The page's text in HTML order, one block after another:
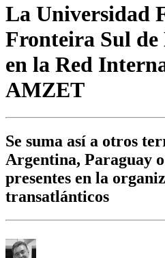
La Universidad
Fronteira Sul
en la Red
AMZET
Se suma así a otros
Argentina, Paraguay
presentes en la
transatlánticos